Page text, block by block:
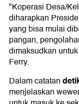
"Koperasi Desa/
diharapkan
yang bisa mulai
pangan,
dimaksudkan
Ferry.
Dalam catatan
menjelaskan